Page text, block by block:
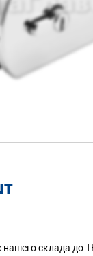
нашего склада до